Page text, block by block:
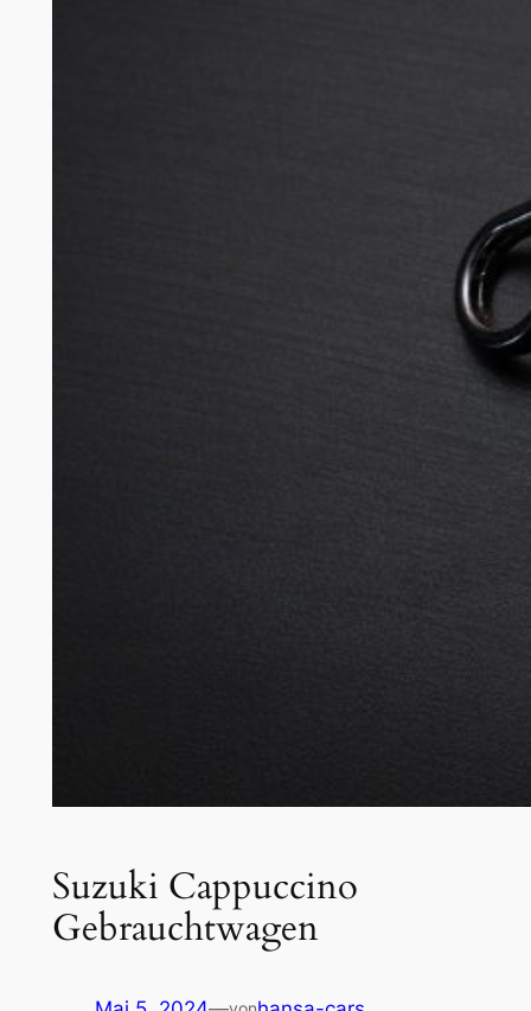
Suzuki Cappuccino
Gebrauchtwagen